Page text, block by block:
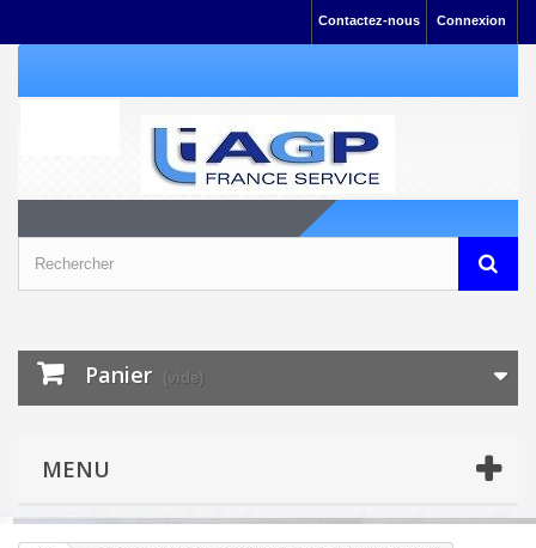
Connexion
Contactez-nous
Panier (vide)
MENU